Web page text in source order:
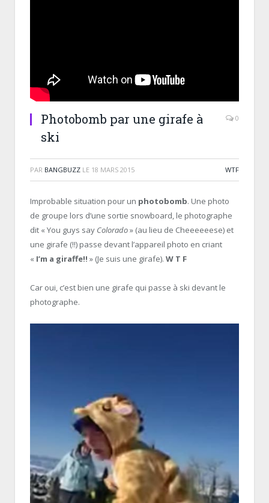
Photobomb par une girafe à
ski
0
PAR BANGBUZZ LE 18 MARS 2015 WTF
Improbable situation pour un photobomb. Une photo
de groupe lors d’une sortie snowboard, le photographe
dit « You guys say Colorado» (au lieu de Cheeeeeese) et
une girafe (!!) passe devant l’appareil photo en criant
« I’m a giraffe!! » (Je suis une girafe). W T F
Car oui, c’est bien une girafe qui passe à ski devant le
photographe.